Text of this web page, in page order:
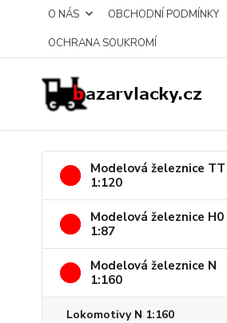
O NÁS OBCHODNÍ PODMÍNKY
OCHRANA SOUKROMÍ
Modelová železnice TT
1:120
Modelová železnice H0
1:87
Modelová železnice N
1:160
Lokomotivy N 1:160